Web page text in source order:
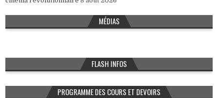
MÉDIAS
FLASH INFOS
PROGRAMME DES COURS ET DEVOIRS